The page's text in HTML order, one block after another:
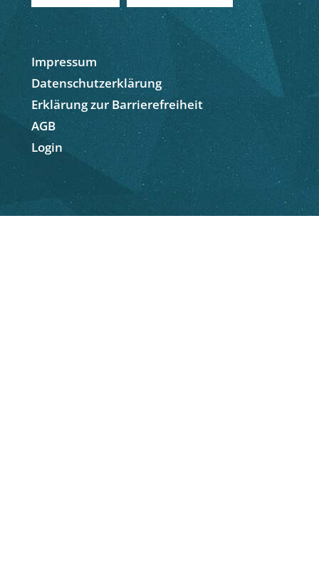
Impressum
Datenschutzerklärung
Erklärung zur Barrierefreiheit
AGB
Login